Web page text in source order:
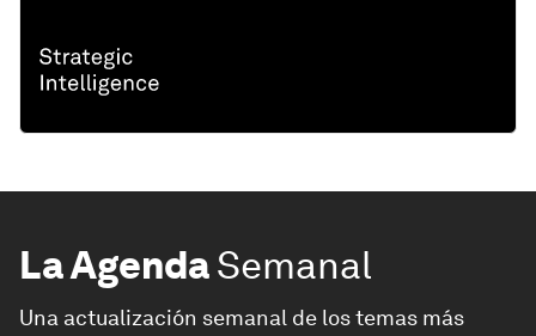
La AgendaSemanal
Una actualización semanal de los temas más